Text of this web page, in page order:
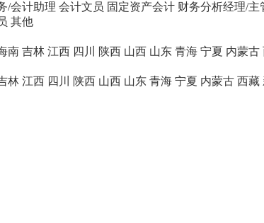
/会计助理 会计文员 固定资产会计 财务分析经理/主
其他
南 吉林 江西 四川 陕西 山西 山东 青海 宁夏 内蒙古
林 江西 四川 陕西 山西 山东 青海 宁夏 内蒙古 西藏